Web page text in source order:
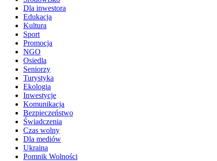
Dla inwestora
Edukacja
Kultura
Sport
Promocja
NGO
Osiedla
Seniorzy
Turystyka
Ekologia
Inwestycje
Komunikacja
Bezpieczeństwo
Świadczenia
Czas wolny
Dla mediów
Ukraina
Pomnik Wolności